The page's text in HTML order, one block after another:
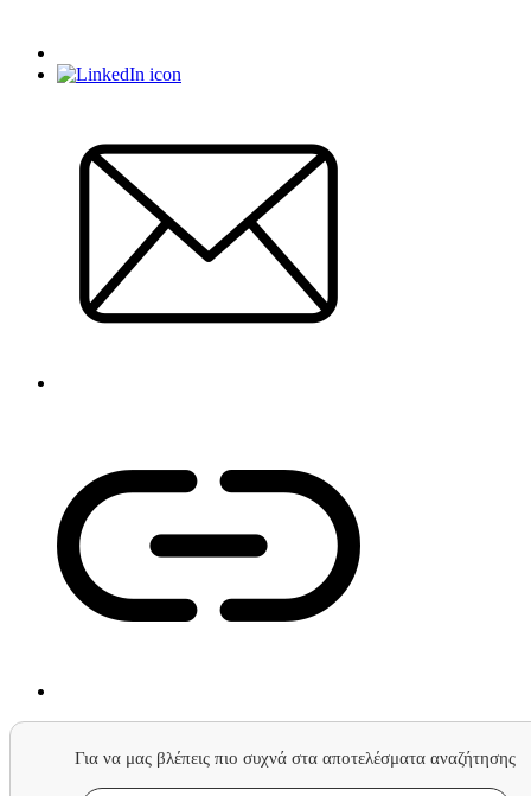
Για να μας βλέπεις πιο συχνά στα αποτελέσματα αναζήτησης